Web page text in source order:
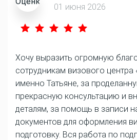
01 июня 2026
Хочу выразить огромную
сотрудникам визового центра
именно Татьяне, за
прекрасную консультацию и
деталям, за помощь в записи
документов для оформления
подготовку. Вся работа по